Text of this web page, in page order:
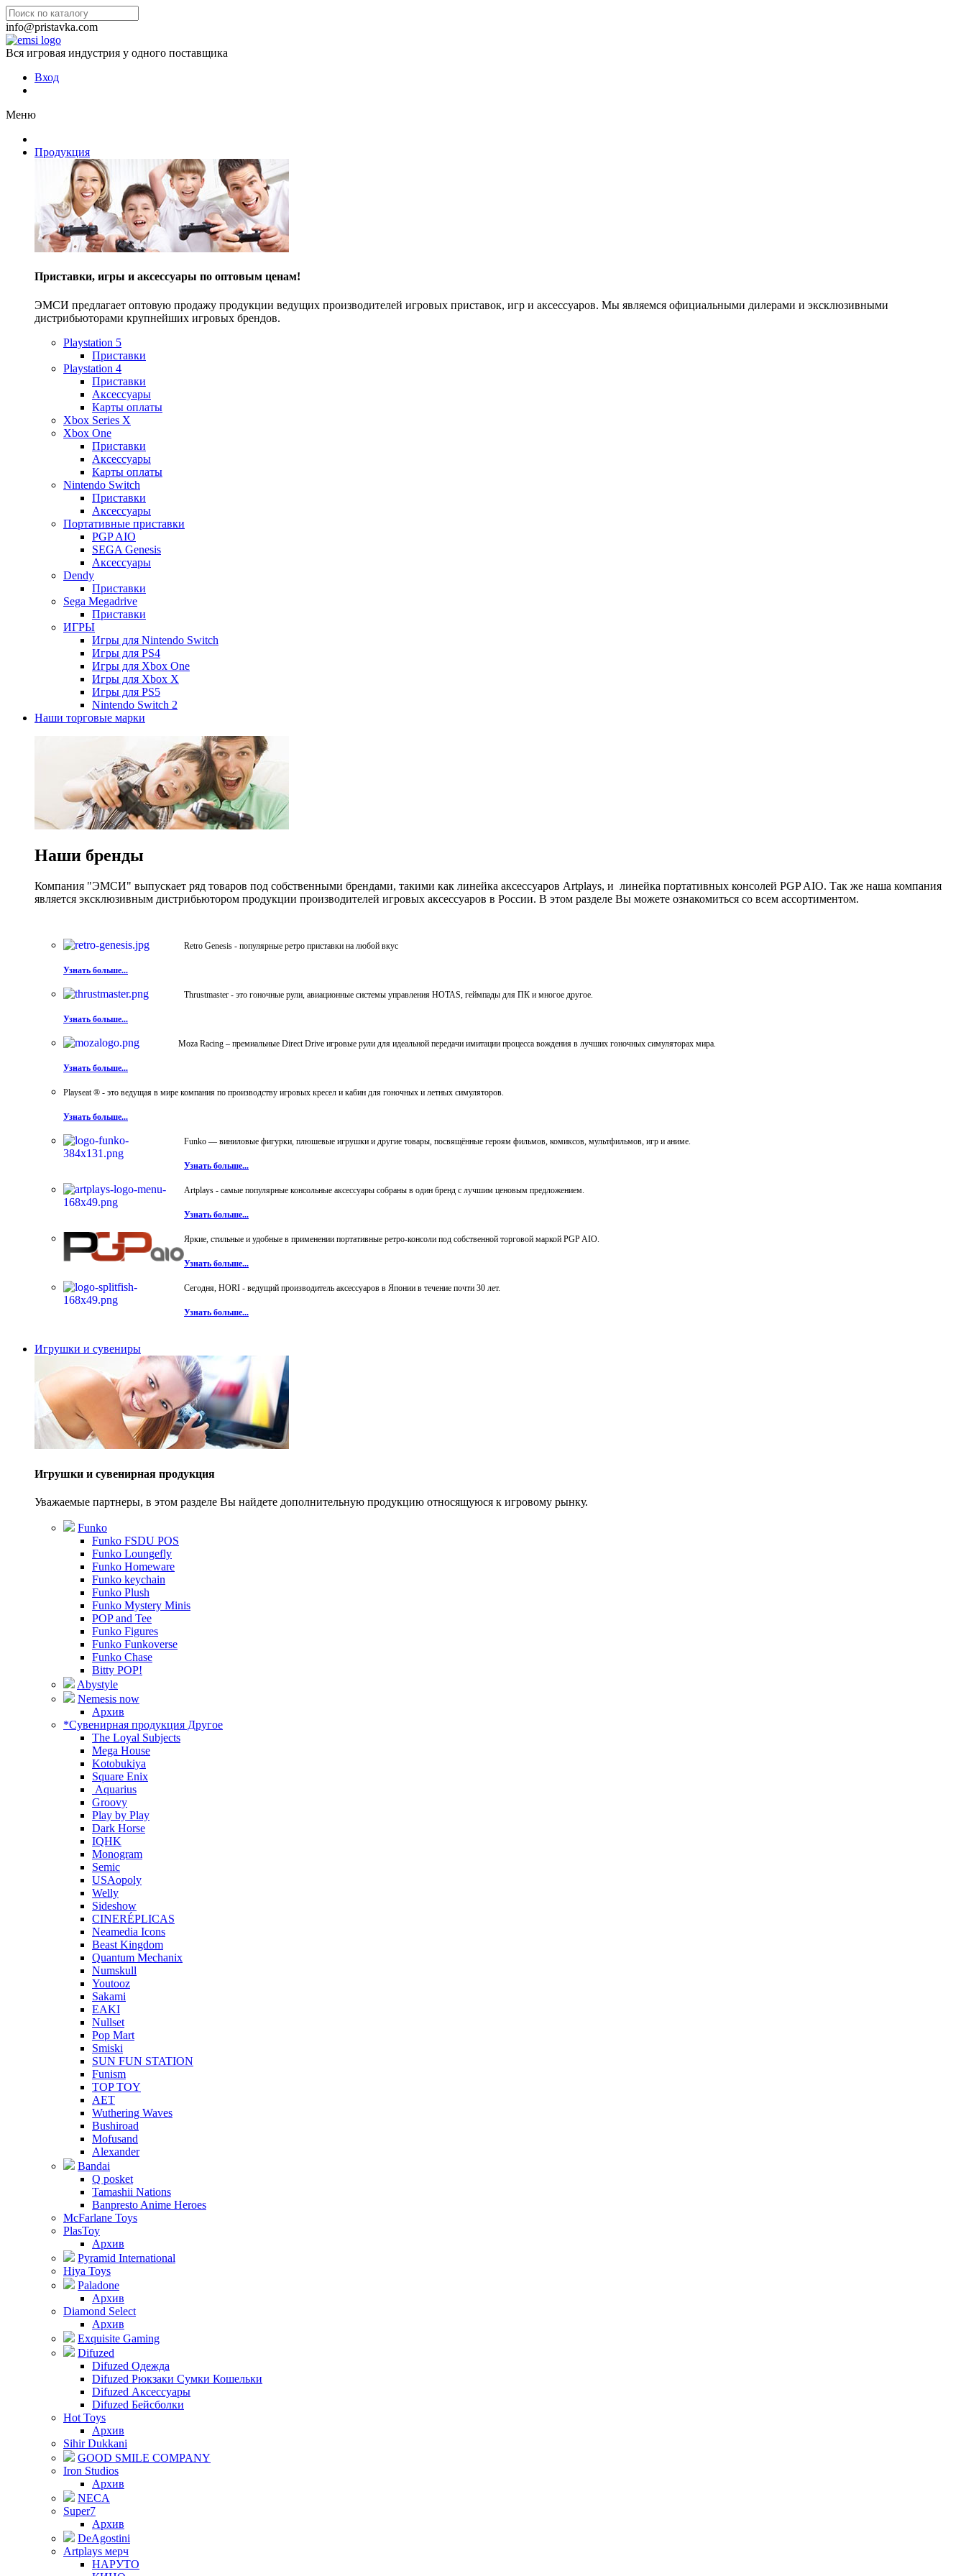
info@pristavka.com
Вся игровая индустрия у одного поставщика
Вход
Меню
Продукция
Приставки, игры и аксессуары по оптовым ценам!
ЭМСИ предлагает оптовую продажу продукции ведущих производителей игровых приставок, игр и аксессуаров. Мы являемся официальными дилерами и эксклюзивными
дистрибьюторами крупнейших игровых брендов.
Playstation 5
Приставки
Playstation 4
Приставки
Аксессуары
Карты оплаты
Xbox Series X
Xbox One
Приставки
Аксессуары
Карты оплаты
Nintendo Switch
Приставки
Аксессуары
Портативные приставки
PGP AIO
SEGA Genesis
Аксессуары
Dendy
Приставки
Sega Megadrive
Приставки
ИГРЫ
Игры для Nintendo Switch
Игры для PS4
Игры для Xbox One
Игры для Xbox X
Игры для PS5
Nintendo Switch 2
Наши торговые марки
Наши бренды
Компания "ЭМСИ" выпускает ряд товаров под собственными брендами, такими как линейка аксессуаров Artplays, и линейка портативных консолей PGP AIO. Так же наша компания
является эксклюзивным дистрибьютором продукции производителей игровых аксессуаров в России. В этом разделе Вы можете ознакомиться со всем ассортиментом.
Retro Genesis - популярные ретро приставки на любой вкус
Узнать больше...
Thrustmaster - это гоночные рули, авиационные системы управления HOTAS, геймпады для ПК и многое другое.
Узнать больше...
Moza Racing – премиальные Direct Drive игровые рули для идеальной передачи имитации процесса вождения в лучших гоночных симуляторах мира.
Узнать больше...
Playseat ® - это ведущая в мире компания по производству игровых кресел и кабин для гоночных и летных симуляторов.
Узнать больше...
Funko — виниловые фигурки, плюшевые игрушки и другие товары, посвящённые героям фильмов, комиксов, мультфильмов, игр и аниме.
Узнать больше...
Artplays - самые популярные консольные аксессуары собраны в один бренд с лучшим ценовым предложением.
Узнать больше...
Яркие, стильные и удобные в применении портативные ретро-консоли под собственной торговой маркой PGP AIO.
Узнать больше...
Сегодня, HORI - ведущий производитель аксессуаров в Японии в течение почти 30 лет.
Узнать больше...
Игрушки и сувениры
Игрушки и сувенирная продукция
Уважаемые партнеры, в этом разделе Вы найдете дополнительную продукцию относящуюся к игровому рынку.
Funko
Funko FSDU POS
Funko Loungefly
Funko Homeware
Funko keychain
Funko Plush
Funko Mystery Minis
POP and Tee
Funko Figures
Funko Funkoverse
Funko Chase
Bitty POP!
Abystyle
Nemesis now
Архив
*Сувенирная продукция Другое
The Loyal Subjects
Mega House
Kotobukiya
Square Enix
Aquarius
Groovy
Play by Play
Dark Horse
IQHK
Monogram
Semic
USAopoly
Welly
Sideshow
CINERÉPLICAS
Neamedia Icons
Beast Kingdom
Quantum Mechanix
Numskull
Youtooz
Sakami
EAKI
Nullset
Pop Mart
Smiski
SUN FUN STATION
Funism
TOP TOY
AET
Wuthering Waves
Bushiroad
Mofusand
Alexander
Bandai
Q posket
Tamashii Nations
Banpresto Anime Heroes
McFarlane Toys
PlasToy
Архив
Pyramid International
Hiya Toys
Paladone
Архив
Diamond Select
Архив
Exquisite Gaming
Difuzed
Difuzed Одежда
Difuzed Рюкзаки Сумки Кошельки
Difuzed Аксессуары
Difuzed Бейсболки
Hot Toys
Архив
Sihir Dukkani
GOOD SMILE COMPANY
Iron Studios
Архив
NECA
Super7
Архив
DeAgostini
Artplays мерч
НАРУТО